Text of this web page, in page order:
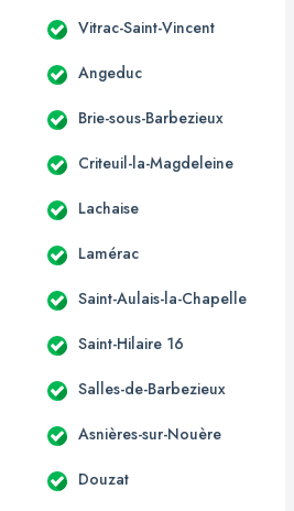
Vitrac-Saint-Vincent
Angeduc
Brie-sous-Barbezieux
Criteuil-la-Magdeleine
Lachaise
Lamérac
Saint-Aulais-la-Chapelle
Saint-Hilaire 16
Salles-de-Barbezieux
Asnières-sur-Nouère
Douzat